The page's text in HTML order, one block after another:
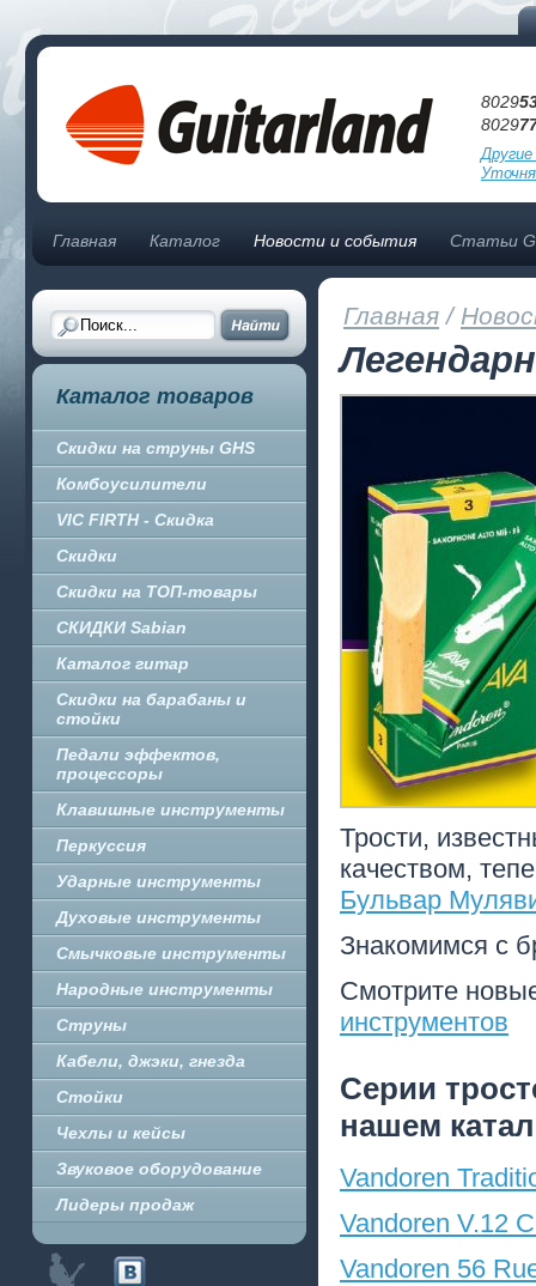
8029
8029
Главная Каталог Новости и события Статьи
Каталог товаров
Скидки на струны GHS
Комбоусилители
VIC FIRTH - Скидка
Скидки
Скидки на ТОП-товары
СКИДКИ Sabian
Каталог гитар
Скидки на барабаны и
стойки
Педали эффектов,
процессоры
Клавишные инструменты
Перкуссия
Ударные инструменты
Духовые инструменты
Смычковые инструменты
Народные инструменты
Струны
Кабели, джэки, гнезда
Стойки
Чехлы и кейсы
Звуковое оборудование
Лидеры продаж
Главная /
Трости,
качеством,
Бульвар
Знакомимся с
Смотрите
инструментов
Серии
нашем
Vandoren
Vandoren V.12
Vandoren 56